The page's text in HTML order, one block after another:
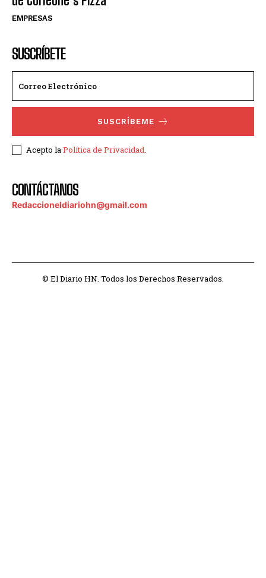
EMPRESAS
SUSCRÍBETE
SUSCRÍBEME
Acepto laPolítica de Privacidad.
CONTÁCTANOS
Redaccioneldiariohn@gmail.com
© El Diario HN. Todos los Derechos Reservados.